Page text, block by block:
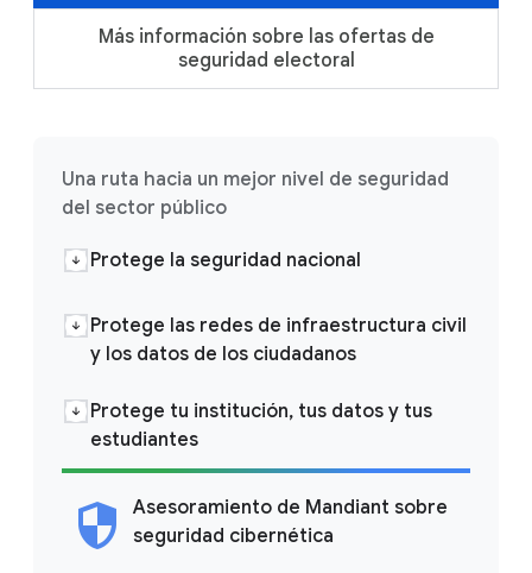
Más información sobre las ofertas de
seguridad electoral
Una ruta hacia un mejor nivel de seguridad
del sector público
Protege la seguridad nacional
Protege las redes de infraestructura civil
y los datos de los ciudadanos
Protege tu institución, tus datos y tus
estudiantes
Asesoramiento de Mandiant sobre
seguridad cibernética